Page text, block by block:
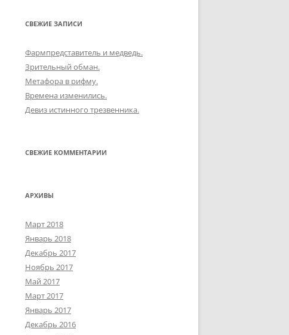
СВЕЖИЕ ЗАПИСИ
Фармпредставитель и медведь.
Зрительный обман.
Метафора в рифму.
Времена изменились.
Девиз истинного трезвенника.
СВЕЖИЕ КОММЕНТАРИИ
АРХИВЫ
Март 2018
Январь 2018
Декабрь 2017
Ноябрь 2017
Май 2017
Март 2017
Январь 2017
Декабрь 2016